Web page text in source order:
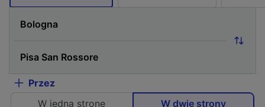
Przez
W jedną stronę
W dwie strony